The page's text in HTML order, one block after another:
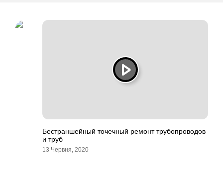
Бестраншейный точечный ремонт трубопроводов
и труб
13 Червня, 2020